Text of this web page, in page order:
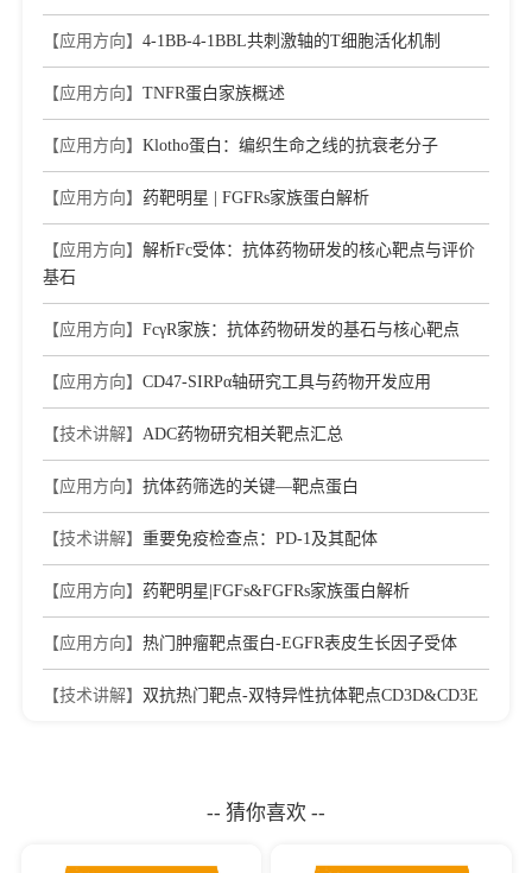
【应用方向】 4-1BB-4-1BBL共刺激轴的T细胞活化机制
【应用方向】 TNFR蛋白家族概述
【应用方向】 Klotho蛋白：编织生命之线的抗衰老分子
【应用方向】 药靶明星 | FGFRs家族蛋白解析
【应用方向】 解析Fc受体：抗体药物研发的核心靶点与评价
基石
【应用方向】 FcγR家族：抗体药物研发的基石与核心靶点
【应用方向】 CD47-SIRPα轴研究工具与药物开发应用
【技术讲解】 ADC药物研究相关靶点汇总
【应用方向】 抗体药筛选的关键—靶点蛋白
【技术讲解】 重要免疫检查点：PD-1及其配体
【应用方向】 药靶明星|FGFs&FGFRs家族蛋白解析
【应用方向】 热门肿瘤靶点蛋白-EGFR表皮生长因子受体
【技术讲解】 双抗热门靶点-双特异性抗体靶点CD3D&CD3E
-- 猜你喜欢 --